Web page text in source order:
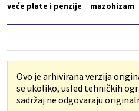
veće plate i penzije
mazohizam
Ovo je arhivirana verzija
se ukoliko, usled tehničkih
sadržaj ne odgovaraju